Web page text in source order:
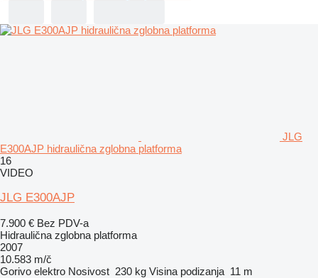
JLG
E300AJP hidraulična zglobna platforma
16
VIDEO
JLG E300AJP
7.900 € Bez PDV-a
Hidraulična zglobna platforma
2007
10.583 m/č
Gorivo elektro Nosivost 230 kg Visina podizanja 11 m